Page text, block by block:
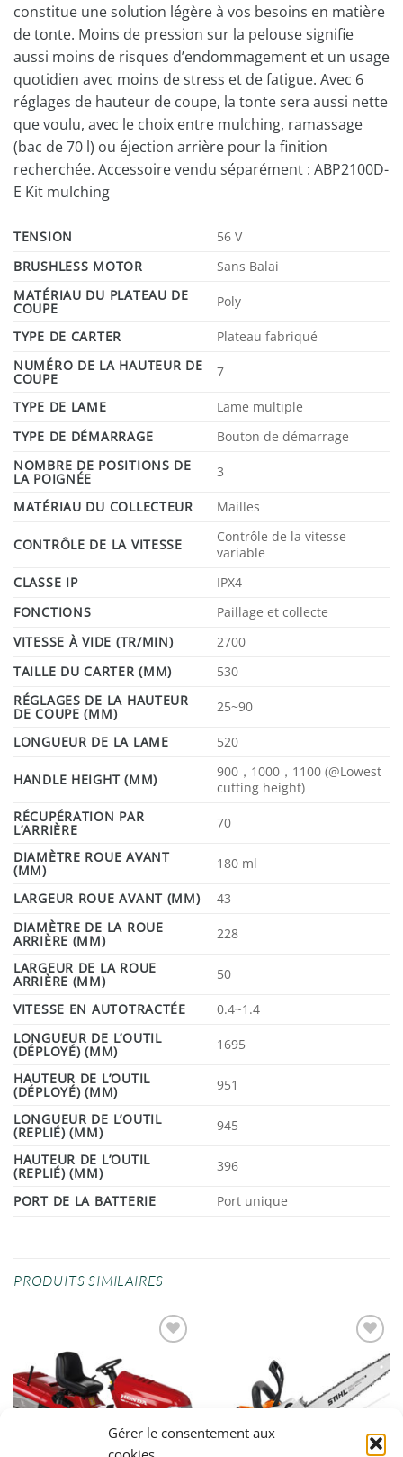
Gérer le consentement aux
constitue une solution légère à vos besoins en matière
de tonte. Moins de pression sur la pelouse signifie
aussi moins de risques d’endommagement et un usage
quotidien avec moins de stress et de fatigue. Avec 6
réglages de hauteur de coupe, la tonte sera aussi nette
que voulu, avec le choix entre mulching, ramassage
(bac de 70 l) ou éjection arrière pour la finition
recherchée. Accessoire vendu séparément : ABP2100D-
E Kit mulching
TENSION
56 V
BRUSHLESS MOTOR
Sans Balai
MATÉRIAU DU PLATEAU DE
COUPE Poly
TYPE DE CARTER
Plateau fabriqué
NUMÉRO DE LA HAUTEUR DE
COUPE 7
TYPE DE LAME
Lame multiple
TYPE DE DÉMARRAGE
Bouton de démarrage
NOMBRE DE POSITIONS DE
LA POIGNÉE 3
MATÉRIAU DU COLLECTEUR Mailles
CONTRÔLE DE LA VITESSE
Contrôle de la vitesse
variable
CLASSE IP
IPX4
FONCTIONS
Paillage et collecte
VITESSE À VIDE (TR/MIN)
2700
TAILLE DU CARTER (MM)
530
RÉGLAGES DE LA HAUTEUR
DE COUPE (MM) 25~90
LONGUEUR DE LA LAME 520
HANDLE HEIGHT (MM)
900，1000，1100 (@Lowest
cutting height)
RÉCUPÉRATION PAR
L’ARRIÈRE
70
DIAMÈTRE ROUE AVANT
(MM) 180 ml
LARGEUR ROUE AVANT (MM)
43
DIAMÈTRE DE LA ROUE
ARRIÈRE (MM)
228
LARGEUR DE LA ROUE
ARRIÈRE (MM) 50
VITESSE EN AUTOTRACTÉE
0.4~1.4
LONGUEUR DE L’OUTIL
(DÉPLOYÉ) (MM)
1695
HAUTEUR DE L’OUTIL
(DÉPLOYÉ) (MM)
951
LONGUEUR DE L’OUTIL
(REPLIÉ) (MM)
945
HAUTEUR DE L’OUTIL
(REPLIÉ) (MM) 396
PORT DE LA BATTERIE Port unique
PRODUITS SIMILAIRES
wishlist
Ajouter
à la
wishlist